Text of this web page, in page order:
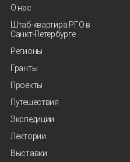
О нас
Штаб-квартира РГО в
Санкт‑Петербурге
Регионы
Гранты
Проекты
Путешествия
Экспедиции
Лектории
Выставки